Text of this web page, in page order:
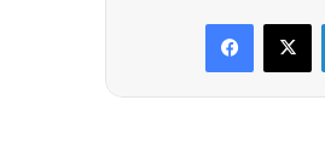
Facebook
X